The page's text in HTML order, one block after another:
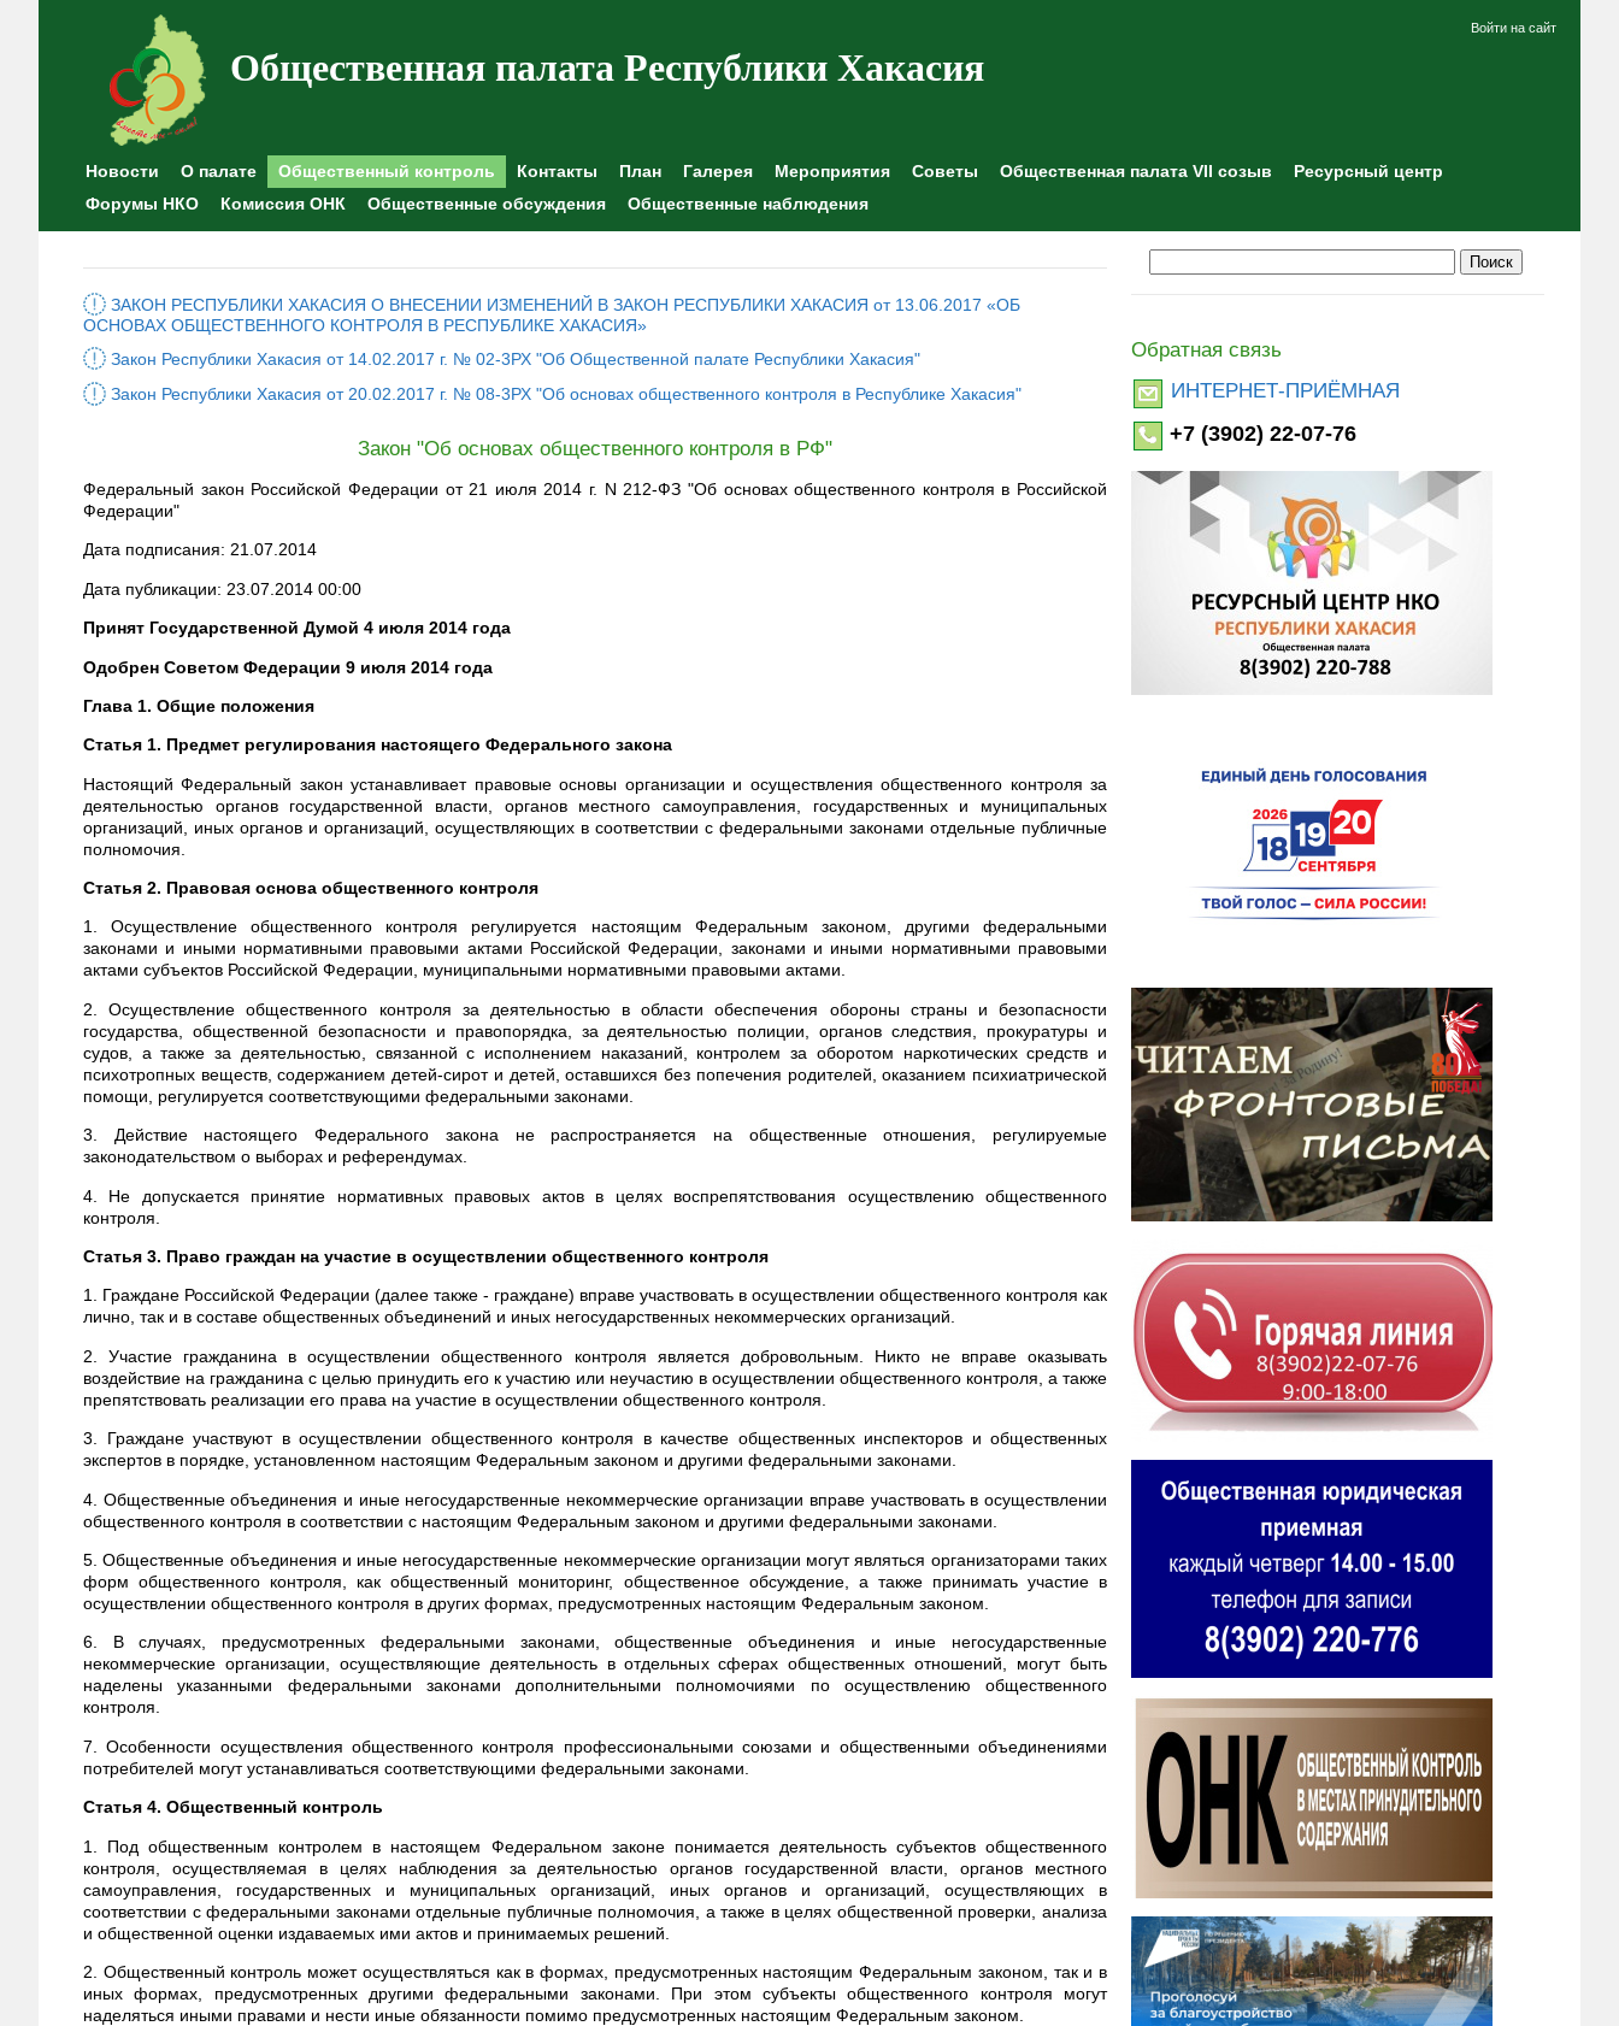
Общественная палата Республики Хакасия
Войти на сайт
Новости О палате Общественный контроль Контакты План Галерея Мероприятия Советы Общественная палата VII созыв
Ресурсный центр
Форумы НКО
Комиссия ОНК Общественные обсуждения Общественные наблюдения
ЗАКОН РЕСПУБЛИКИ ХАКАСИЯ О ВНЕСЕНИИ ИЗМЕНЕНИЙ В ЗАКОН РЕСПУБЛИКИ ХАКАСИЯ от 13.06.2017 «ОБ
ОСНОВАХ ОБЩЕСТВЕННОГО КОНТРОЛЯ В РЕСПУБЛИКЕ ХАКАСИЯ»
Закон Республики Хакасия от 14.02.2017 г. № 02-3РХ "Об Общественной палате Республики Хакасия"
Закон Республики Хакасия от 20.02.2017 г. № 08-3РХ "Об основах общественного контроля в Республике Хакасия"
Закон "Об основах общественного контроля в РФ"
Федеральный закон Российской Федерации от 21 июля 2014 г. N 212-ФЗ "Об основах общественного контроля в Российской
Федерации"
Дата подписания: 21.07.2014
Дата публикации: 23.07.2014 00:00
Принят Государственной Думой 4 июля 2014 года
Одобрен Советом Федерации 9 июля 2014 года
Глава 1. Общие положения
Статья 1. Предмет регулирования настоящего Федерального закона
Настоящий Федеральный закон устанавливает правовые основы организации и осуществления общественного контроля за
деятельностью органов государственной власти, органов местного самоуправления, государственных и муниципальных
организаций, иных органов и организаций, осуществляющих в соответствии с федеральными законами отдельные публичные
полномочия.
Статья 2. Правовая основа общественного контроля
1. Осуществление общественного контроля регулируется настоящим Федеральным законом, другими федеральными
законами и иными нормативными правовыми актами Российской Федерации, законами и иными нормативными правовыми
актами субъектов Российской Федерации, муниципальными нормативными правовыми актами.
2. Осуществление общественного контроля за деятельностью в области обеспечения обороны страны и безопасности
государства, общественной безопасности и правопорядка, за деятельностью полиции, органов следствия, прокуратуры и
судов, а также за деятельностью, связанной с исполнением наказаний, контролем за оборотом наркотических средств и
психотропных веществ, содержанием детей-сирот и детей, оставшихся без попечения родителей, оказанием психиатрической
помощи, регулируется соответствующими федеральными законами.
3. Действие настоящего Федерального закона не распространяется на общественные отношения, регулируемые
законодательством о выборах и референдумах.
4. Не допускается принятие нормативных правовых актов в целях воспрепятствования осуществлению общественного
контроля.
Статья 3. Право граждан на участие в осуществлении общественного контроля
1. Граждане Российской Федерации (далее также - граждане) вправе участвовать в осуществлении общественного контроля как
лично, так и в составе общественных объединений и иных негосударственных некоммерческих организаций.
2. Участие гражданина в осуществлении общественного контроля является добровольным. Никто не вправе оказывать
воздействие на гражданина с целью принудить его к участию или неучастию в осуществлении общественного контроля, а также
препятствовать реализации его права на участие в осуществлении общественного контроля.
3. Граждане участвуют в осуществлении общественного контроля в качестве общественных инспекторов и общественных
экспертов в порядке, установленном настоящим Федеральным законом и другими федеральными законами.
4. Общественные объединения и иные негосударственные некоммерческие организации вправе участвовать в осуществлении
общественного контроля в соответствии с настоящим Федеральным законом и другими федеральными законами.
5. Общественные объединения и иные негосударственные некоммерческие организации могут являться организаторами таких
форм общественного контроля, как общественный мониторинг, общественное обсуждение, а также принимать участие в
осуществлении общественного контроля в других формах, предусмотренных настоящим Федеральным законом.
6. В случаях, предусмотренных федеральными законами, общественные объединения и иные негосударственные
некоммерческие организации, осуществляющие деятельность в отдельных сферах общественных отношений, могут быть
наделены указанными федеральными законами дополнительными полномочиями по осуществлению общественного
контроля.
7. Особенности осуществления общественного контроля профессиональными союзами и общественными объединениями
потребителей могут устанавливаться соответствующими федеральными законами.
Статья 4. Общественный контроль
1. Под общественным контролем в настоящем Федеральном законе понимается деятельность субъектов общественного
контроля, осуществляемая в целях наблюдения за деятельностью органов государственной власти, органов местного
самоуправления, государственных и муниципальных организаций, иных органов и организаций, осуществляющих в
соответствии с федеральными законами отдельные публичные полномочия, а также в целях общественной проверки, анализа
и общественной оценки издаваемых ими актов и принимаемых решений.
2. Общественный контроль может осуществляться как в формах, предусмотренных настоящим Федеральным законом, так и в
иных формах, предусмотренных другими федеральными законами. При этом субъекты общественного контроля могут
наделяться иными правами и нести иные обязанности помимо предусмотренных настоящим Федеральным законом.
Обратная связь
ИНТЕРНЕТ-ПРИЁМНАЯ
+7 (3902) 22-07-76